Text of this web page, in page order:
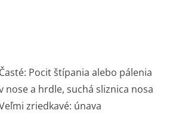
Časté: Pocit štípania alebo pálenia
nose a hrdle, suchá sliznica nosa
zriedkavé: únava